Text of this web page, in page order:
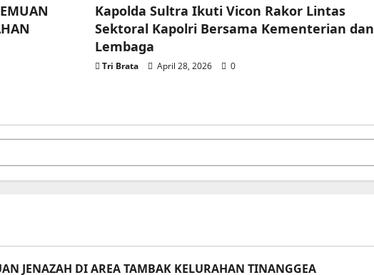
Kapolda Sultra Ikuti Vicon Rakor Lintas
Sektoral Kapolri Bersama Kementerian dan
Lembaga
Tri Brata April 28, 2026 0
JENAZAH DI AREA TAMBAK KELURAHAN TINANGGEA